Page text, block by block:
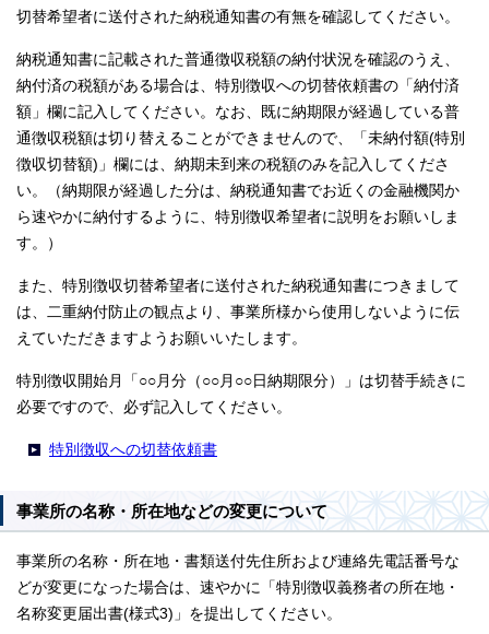
切替希望者に送付された納税通知書の有無を確認してください。
納税通知書に記載された普通徴収税額の納付状況を確認のうえ、
納付済の税額がある場合は、特別徴収への切替依頼書の「納付済
額」欄に記入してください。なお、既に納期限が経過している普
通徴収税額は切り替えることができませんので、「未納付額(特別
徴収切替額)」欄には、納期未到来の税額のみを記入してくださ
い。（納期限が経過した分は、納税通知書でお近くの金融機関か
ら速やかに納付するように、特別徴収希望者に説明をお願いしま
す。）
また、特別徴収切替希望者に送付された納税通知書につきまして
は、二重納付防止の観点より、事業所様から使用しないように伝
えていただきますようお願いいたします。
特別徴収開始月「○○月分（○○月○○日納期限分）」は切替手続きに
必要ですので、必ず記入してください。
特別徴収への切替依頼書
事業所の名称・所在地などの変更について
事業所の名称・所在地・書類送付先住所および連絡先電話番号な
どが変更になった場合は、速やかに「特別徴収義務者の所在地・
名称変更届出書(様式3)」を提出してください。